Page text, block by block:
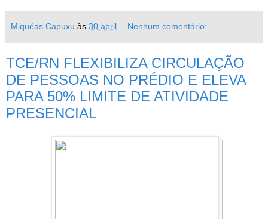
Miquéas Capuxu às 30 abril Nenhum comentário:
TCE/RN FLEXIBILIZA CIRCULAÇÃO
DE PESSOAS NO PRÉDIO E ELEVA
PARA 50% LIMITE DE ATIVIDADE
PRESENCIAL